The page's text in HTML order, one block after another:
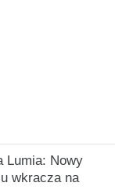
Lumia: Nowy
wkracza na